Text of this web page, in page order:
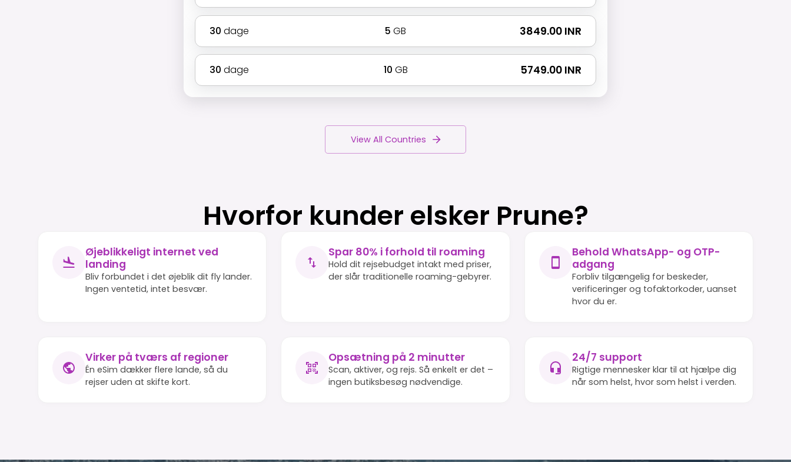
30 dage 5 GB ₹ 3849.00 INR
30 dage 10 GB ₹ 5749.00 INR
View All Countries
Hvorfor kunder elsker Prune?
Øjeblikkeligt internet ved
landing
Bliv forbundet i det øjeblik dit fly lander.
Ingen ventetid, intet besvær.
Spar 80% i forhold til roaming
Hold dit rejsebudget intakt med priser,
der slår traditionelle roaming-gebyrer.
Behold WhatsApp- og OTP-
adgang
Forbliv tilgængelig for beskeder,
verificeringer og tofaktorkoder, uanset
hvor du er.
Virker på tværs af regioner
Én eSim dækker flere lande, så du
rejser uden at skifte kort.
Opsætning på 2 minutter
Scan, aktiver, og rejs. Så enkelt er det –
ingen butiksbesøg nødvendige.
24/7 support
Rigtige mennesker klar til at hjælpe dig
når som helst, hvor som helst i verden.